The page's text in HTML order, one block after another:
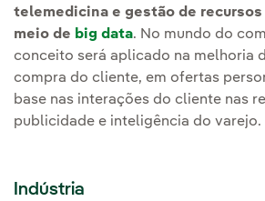
telemedicina e gestão de recursos
meio de big data. No mundo do
conceito será aplicado na melhoria
compra do cliente, em ofertas
base nas interações do cliente nas
publicidade e inteligência do varejo.
Indústria